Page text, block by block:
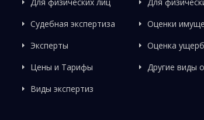
Судебная экспертиза
Эксперты
Цены и Тарифы
Виды экспертиз
Оценки
Оценка
Другие виды